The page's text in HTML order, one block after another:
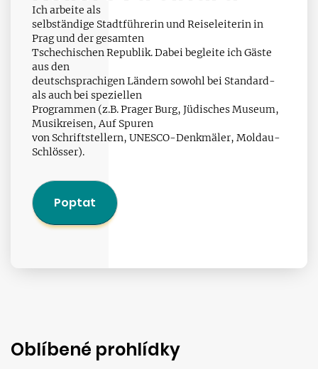
Ich arbeite als
selbständige Stadtführerin und Reiseleiterin in
Prag und der gesamten
Tschechischen Republik. Dabei begleite ich Gäste
aus den
deutschsprachigen Ländern sowohl bei Standard-
als auch bei speziellen
Programmen (z.B. Prager Burg, Jüdisches Museum,
Musikreisen, Auf Spuren
von Schriftstellern, UNESCO-Denkmäler, Moldau-
Schlösser).
Poptat
Oblíbené prohlídky